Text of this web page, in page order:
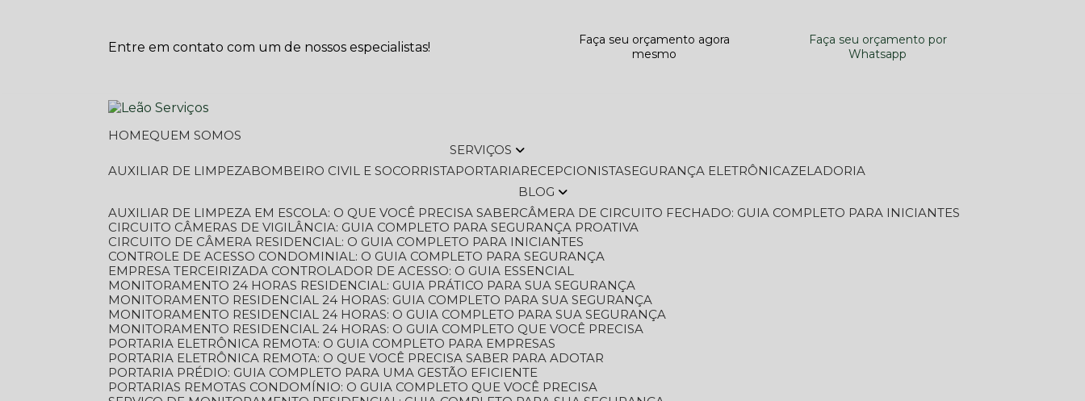
Entre em contato com um de nossos especialistas!
Faça seu orçamento agora
mesmo
Faça seu orçamento por
Whatsapp
HOME
QUEM SOMOS
SERVIÇOS
AUXILIAR DE LIMPEZA
BOMBEIRO CIVIL E SOCORRISTA PORTARIA RECEPCIONISTA SEGURANÇA ELETRÔNICA
ZELADORIA
BLOG
AUXILIAR DE LIMPEZA EM ESCOLA: O QUE VOCÊ PRECISA SABER
CÂMERA DE CIRCUITO FECHADO: GUIA COMPLETO PARA INICIANTES
CIRCUITO CÂMERAS DE VIGILÂNCIA: GUIA COMPLETO PARA SEGURANÇA PROATIVA
CIRCUITO DE CÂMERA RESIDENCIAL: O GUIA COMPLETO PARA INICIANTES
CONTROLE DE ACESSO CONDOMINIAL: O GUIA COMPLETO PARA SEGURANÇA
EMPRESA TERCEIRIZADA CONTROLADOR DE ACESSO: O GUIA ESSENCIAL
MONITORAMENTO 24 HORAS RESIDENCIAL: GUIA PRÁTICO PARA SUA SEGURANÇA
MONITORAMENTO RESIDENCIAL 24 HORAS: GUIA COMPLETO PARA SUA SEGURANÇA
MONITORAMENTO RESIDENCIAL 24 HORAS: O GUIA COMPLETO PARA SUA SEGURANÇA
MONITORAMENTO RESIDENCIAL 24 HORAS: O GUIA COMPLETO QUE VOCÊ PRECISA
PORTARIA ELETRÔNICA REMOTA: O GUIA COMPLETO PARA EMPRESAS
PORTARIA ELETRÔNICA REMOTA: O QUE VOCÊ PRECISA SABER PARA ADOTAR
PORTARIA PRÉDIO: GUIA COMPLETO PARA UMA GESTÃO EFICIENTE
PORTARIAS REMOTAS CONDOMÍNIO: O GUIA COMPLETO QUE VOCÊ PRECISA